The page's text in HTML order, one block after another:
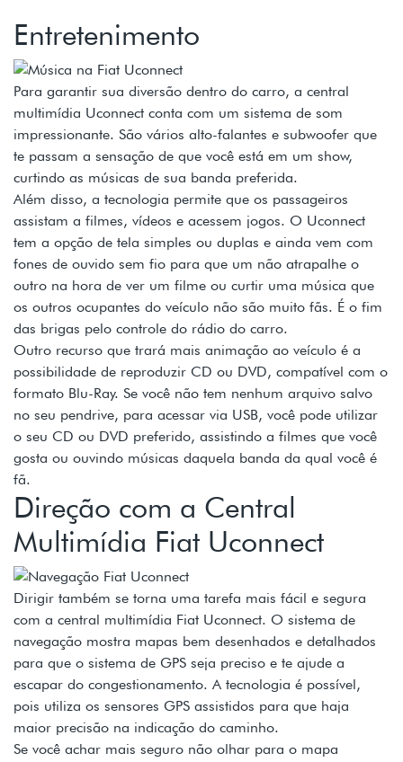
Entretenimento
Para garantir sua diversão dentro do carro, a central
multimídia Uconnect conta com um sistema de som
impressionante. São vários alto-falantes e subwoofer que
te passam a sensação de que você está em um show,
curtindo as músicas de sua banda preferida.
Além disso, a tecnologia permite que os passageiros
assistam a filmes, vídeos e acessem jogos. O Uconnect
tem a opção de tela simples ou duplas e ainda vem com
fones de ouvido sem fio para que um não atrapalhe o
outro na hora de ver um filme ou curtir uma música que
os outros ocupantes do veículo não são muito fãs. É o fim
das brigas pelo controle do rádio do carro.
Outro recurso que trará mais animação ao veículo é a
possibilidade de reproduzir CD ou DVD, compatível com o
formato Blu-Ray. Se você não tem nenhum arquivo salvo
no seu pendrive, para acessar via USB, você pode utilizar
o seu CD ou DVD preferido, assistindo a filmes que você
gosta ou ouvindo músicas daquela banda da qual você é
fã.
Direção com a Central
Multimídia Fiat Uconnect
Dirigir também se torna uma tarefa mais fácil e segura
com a central multimídia Fiat Uconnect. O sistema de
navegação mostra mapas bem desenhados e detalhados
para que o sistema de GPS seja preciso e te ajude a
escapar do congestionamento. A tecnologia é possível,
pois utiliza os sensores GPS assistidos para que haja
maior precisão na indicação do caminho.
Se você achar mais seguro não olhar para o mapa